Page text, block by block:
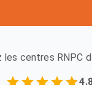
les centres RNPC